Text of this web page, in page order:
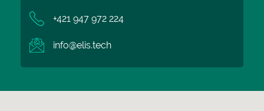
+421 947 972 224
info@elis.tech